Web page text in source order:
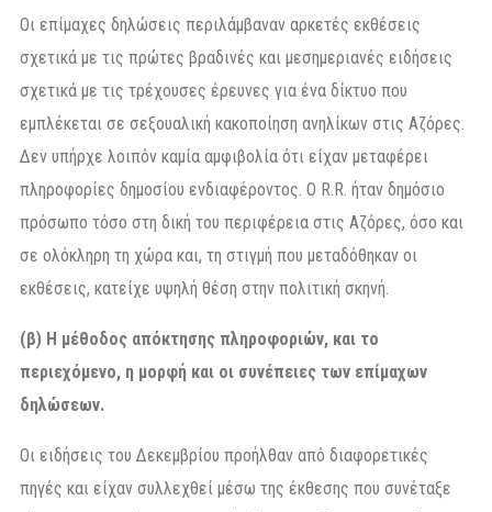
Οι επίμαχες δηλώσεις περιλάμβαναν αρκετές εκθέσεις
σχετικά με τις πρώτες βραδινές και μεσημεριανές ειδήσεις
σχετικά με τις τρέχουσες έρευνες για ένα δίκτυο που
εμπλέκεται σε σεξουαλική κακοποίηση ανηλίκων στις Αζόρες.
Δεν υπήρχε λοιπόν καμία αμφιβολία ότι είχαν μεταφέρει
πληροφορίες δημοσίου ενδιαφέροντος. Ο R.R. ήταν δημόσιο
πρόσωπο τόσο στη δική του περιφέρεια στις Αζόρες, όσο και
σε ολόκληρη τη χώρα και, τη στιγμή που μεταδόθηκαν οι
εκθέσεις, κατείχε υψηλή θέση στην πολιτική σκηνή.
(β) Η μέθοδος απόκτησης πληροφοριών, και το
περιεχόμενο, η μορφή και οι συνέπειες των επίμαχων
δηλώσεων.
Οι ειδήσεις του Δεκεμβρίου προήλθαν από διαφορετικές
πηγές και είχαν συλλεχθεί μέσω της έκθεσης που συνέταξε